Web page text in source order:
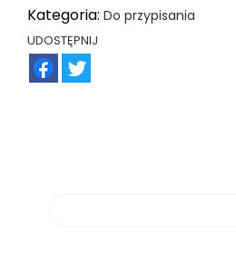
Kategoria: Do przypisania
UDOSTĘPNIJ